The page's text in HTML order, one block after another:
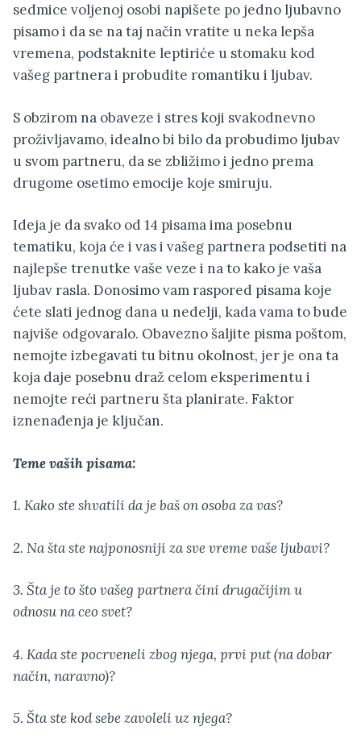
sedmice voljenoj osobi napišete po jedno ljubavno
pisamo i da se na taj način vratite u neka lepša
vremena, podstaknite leptiriće u stomaku kod
vašeg partnera i probudite romantiku i ljubav.
S obzirom na obaveze i stres koji svakodnevno
proživljavamo, idealno bi bilo da probudimo ljubav
u svom partneru, da se zbližimo i jedno prema
drugome osetimo emocije koje smiruju.
Ideja je da svako od 14 pisama ima posebnu
tematiku, koja će i vas i vašeg partnera podsetiti na
najlepše trenutke vaše veze i na to kako je vaša
ljubav rasla. Donosimo vam raspored pisama koje
ćete slati jednog dana u nedelji, kada vama to bude
najviše odgovaralo. Obavezno šaljite pisma poštom,
nemojte izbegavati tu bitnu okolnost, jer je ona ta
koja daje posebnu draž celom eksperimentu i
nemojte reći partneru šta planirate. Faktor
iznenađenja je ključan.
Teme vaših pisama:
1. Kako ste shvatili da je baš on osoba za vas?
2. Na šta ste najponosniji za sve vreme vaše ljubavi?
3. Šta je to što vašeg partnera čini drugačijim u
odnosu na ceo svet?
4. Kada ste pocrveneli zbog njega, prvi put (na dobar
način, naravno)?
5. Šta ste kod sebe zavoleli uz njega?